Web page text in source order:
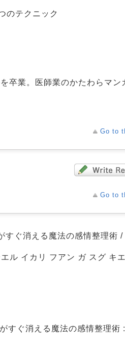
のテクニック
卒業。医師業のかたわらマン
Go to
Go to
ぐ消える魔法の感情整理術 /
ル イカリ フアン ガ スグ キ
すぐ消える魔法の感情整理術